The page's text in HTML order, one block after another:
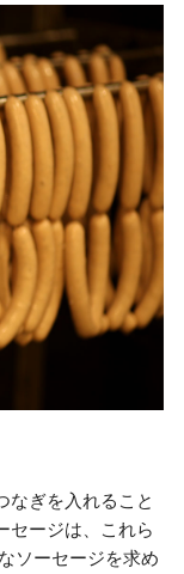
なぎを入れること
セージは、これら
ソーセージを求め